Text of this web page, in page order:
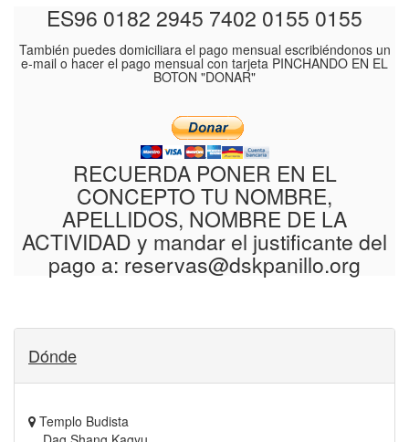
ES96 0182 2945 7402 0155 0155
También puedes domiciliara el pago mensual escribiéndonos un
e-mail o hacer el pago mensual con tarjeta PINCHANDO EN EL
BOTON "DONAR"
RECUERDA PONER EN EL
CONCEPTO TU NOMBRE,
APELLIDOS, NOMBRE DE LA
ACTIVIDAD y mandar el justificante del
pago a: reservas@dskpanillo.org
Dónde
Templo Budista